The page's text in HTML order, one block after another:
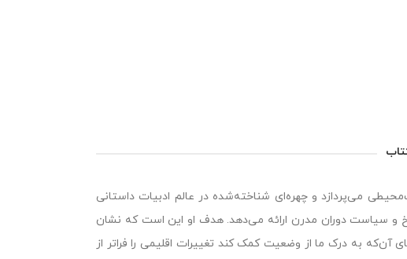
می‌پردازد و چهره‌ای شناخته‌شده در عالم ادبیات داستانی
و سیاست دوران مدرن ارائه می‌دهد. هدف او این است که نشان
به درک ما از وضعیت کمک کند تغییرات اقلیمی را فراتر از